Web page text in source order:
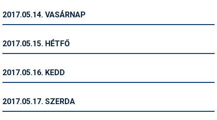
Símánia
Síszerviz
2017.05.14. VASÁRNAP
2017.05.15. HÉTFŐ
2017.05.16. KEDD
2017.05.17. SZERDA